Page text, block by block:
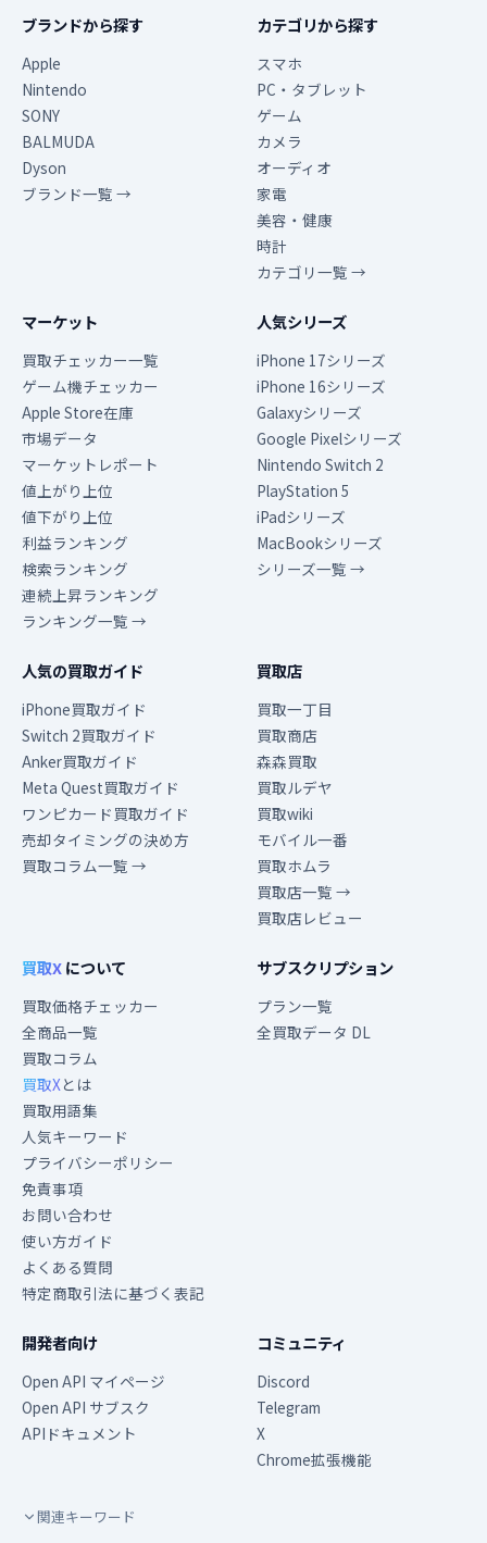
ブランドから探す
Apple
Nintendo
SONY
BALMUDA
Dyson
ブランド一覧 →
カテゴリから探す
スマホ
PC・タブレット
ゲーム
カメラ
オーディオ
家電
美容・健康
時計
カテゴリ一覧 →
マーケット
買取チェッカー一覧
ゲーム機チェッカー
Apple Store在庫
市場データ
マーケットレポート
値上がり上位
値下がり上位
利益ランキング
検索ランキング
連続上昇ランキング
ランキング一覧 →
人気シリーズ
iPhone 17シリーズ
iPhone 16シリーズ
Galaxyシリーズ
Google Pixelシリーズ
Nintendo Switch 2
PlayStation 5
iPadシリーズ
MacBookシリーズ
シリーズ一覧 →
人気の買取ガイド
iPhone買取ガイド
Switch 2買取ガイド
Anker買取ガイド
Meta Quest買取ガイド
ワンピカード買取ガイド
売却タイミングの決め方
買取コラム一覧 →
買取店
買取一丁目
買取商店
森森買取
買取ルデヤ
買取wiki
モバイル一番
買取ホムラ
買取店一覧 →
買取店レビュー
買取Xについて
買取価格チェッカー
全商品一覧
買取コラム
買取Xとは
買取用語集
人気キーワード
プライバシーポリシー
免責事項
お問い合わせ
使い方ガイド
よくある質問
特定商取引法に基づく表記
サブスクリプション
プラン一覧
全買取データ DL
開発者向け
Open API マイページ
Open API サブスク
APIドキュメント
コミュニティ
Discord
Telegram
X
Chrome拡張機能
関連キーワード